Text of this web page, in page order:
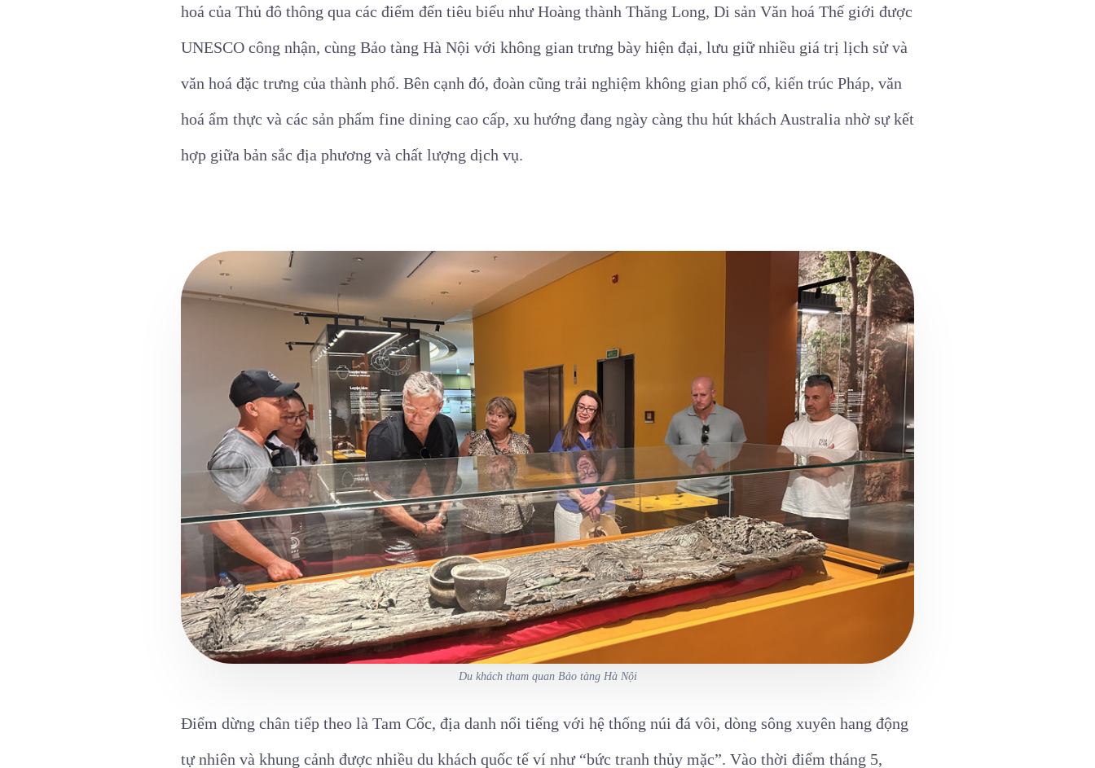
hoá của Thủ đô thông qua các điểm đến tiêu biểu như Hoàng thành Thăng Long, Di sản Văn hoá Thế giới được
UNESCO công nhận, cùng Bảo tàng Hà Nội với không gian trưng bày hiện đại, lưu giữ nhiều giá trị lịch sử và
văn hoá đặc trưng của thành phố. Bên cạnh đó, đoàn cũng trải nghiệm không gian phố cổ, kiến trúc Pháp, văn
hoá ẩm thực và các sản phẩm fine dining cao cấp, xu hướng đang ngày càng thu hút khách Australia nhờ sự kết
hợp giữa bản sắc địa phương và chất lượng dịch vụ.
Du khách tham quan Bảo tàng Hà Nội
Điểm dừng chân tiếp theo là Tam Cốc, địa danh nổi tiếng với hệ thống núi đá vôi, dòng sông xuyên hang động
tự nhiên và khung cảnh được nhiều du khách quốc tế ví như “bức tranh thủy mặc”. Vào thời điểm tháng 5,